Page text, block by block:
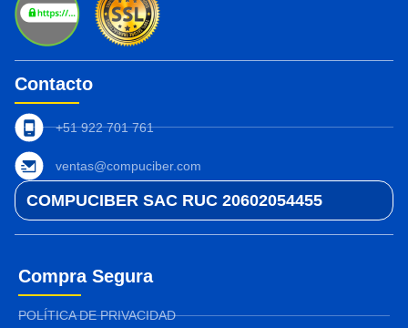
Contacto
+51 922 701 761
ventas@compuciber.com
COMPUCIBER SAC RUC 20602054455
Compra Segura
POLÍTICA DE PRIVACIDAD